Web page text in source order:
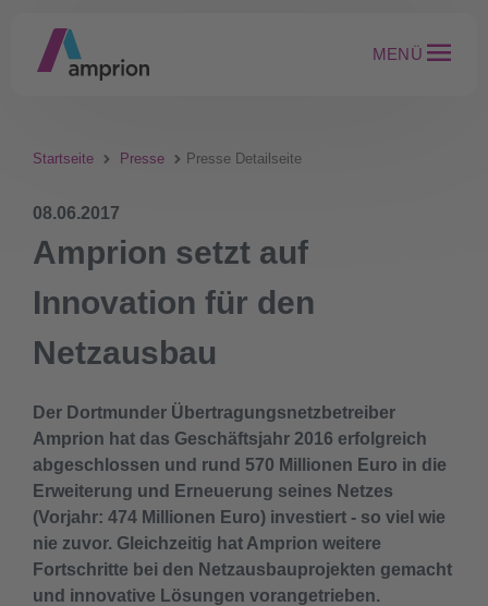
MENÜ
Startseite Presse Presse Detailseite
08.06.2017
Amprion setzt auf
Innovation für den
Netzausbau
Der Dortmunder Übertragungsnetzbetreiber
Amprion hat das Geschäftsjahr 2016 erfolgreich
abgeschlossen und rund 570 Millionen Euro in die
Erweiterung und Erneuerung seines Netzes
(Vorjahr: 474 Millionen Euro) investiert - so viel wie
nie zuvor. Gleichzeitig hat Amprion weitere
Fortschritte bei den Netzausbauprojekten gemacht
und innovative Lösungen vorangetrieben.